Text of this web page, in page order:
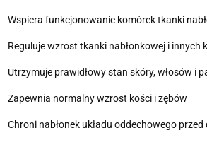
Wspiera funkcjonowanie komórek tkanki
Reguluje wzrost tkanki nabłonkowej i innych
Utrzymuje prawidłowy stan skóry, włosów i
Zapewnia normalny wzrost kości i zębów
Chroni nabłonek układu oddechowego